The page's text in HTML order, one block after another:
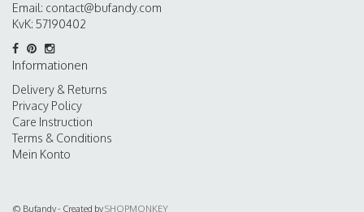
Email: contact@bufandy.com
KvK: 57190402
Informationen
Delivery & Returns
Privacy Policy
Care Instruction
Terms & Conditions
Mein Konto
© Bufandy - Created bySHOPMONKEY